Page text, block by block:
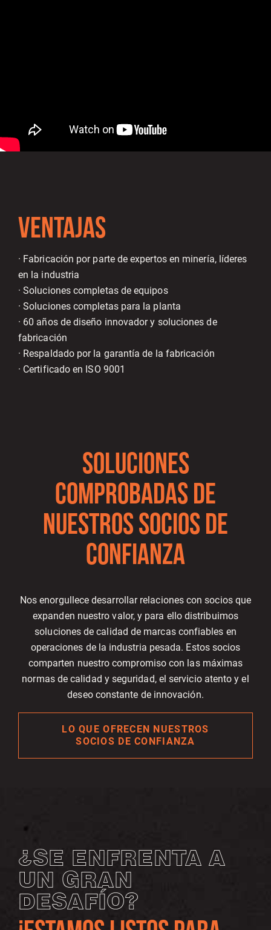
VENTAJAS
· Fabricación por parte de expertos en minería, líderes
en la industria
· Soluciones completas de equipos
· Soluciones completas para la planta
· 60 años de diseño innovador y soluciones de
fabricación
· Respaldado por la garantía de la fabricación
· Certificado en ISO 9001
SOLUCIONES
COMPROBADAS DE
NUESTROS SOCIOS DE
CONFIANZA
Nos enorgullece desarrollar relaciones con socios que
expanden nuestro valor, y para ello distribuimos
soluciones de calidad de marcas confiables en
operaciones de la industria pesada. Estos socios
comparten nuestro compromiso con las máximas
normas de calidad y seguridad, el servicio atento y el
deseo constante de innovación.
LO QUE OFRECEN NUESTROS
SOCIOS DE CONFIANZA
¿SE ENFRENTA A
UN GRAN
DESAFÍO?